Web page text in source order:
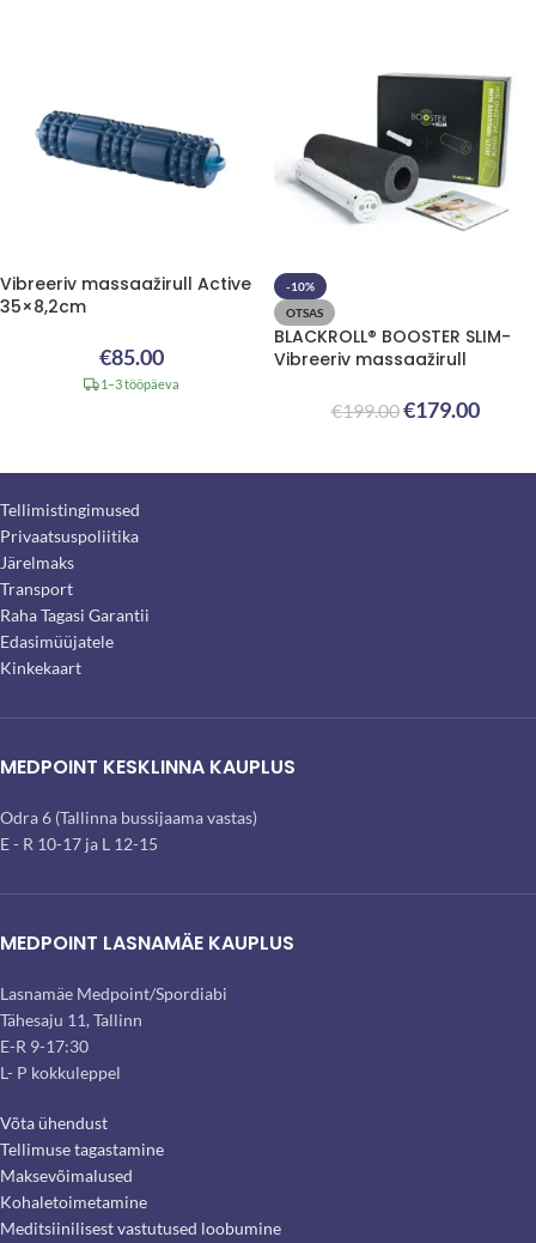
Vibreeriv massaažirull Active
35×8,2cm
€85.00
1–3 tööpäeva
-10%
OTSAS
BLACKROLL® BOOSTER SLIM-
Vibreeriv massaažirull
€199.00€179.00
Tellimistingimused
Privaatsuspoliitika
Järelmaks
Transport
Raha Tagasi Garantii
Edasimüüjatele
Kinkekaart
MEDPOINT KESKLINNA KAUPLUS
Odra 6 (Tallinna bussijaama vastas)
E - R 10-17 ja L 12-15
MEDPOINT LASNAMÄE KAUPLUS
Lasnamäe Medpoint/Spordiabi
Tähesaju 11, Tallinn
E-R 9-17:30
L- P kokkuleppel
Võta ühendust
Tellimuse tagastamine
Maksevõimalused
Kohaletoimetamine
Meditsiinilisest vastutused loobumine